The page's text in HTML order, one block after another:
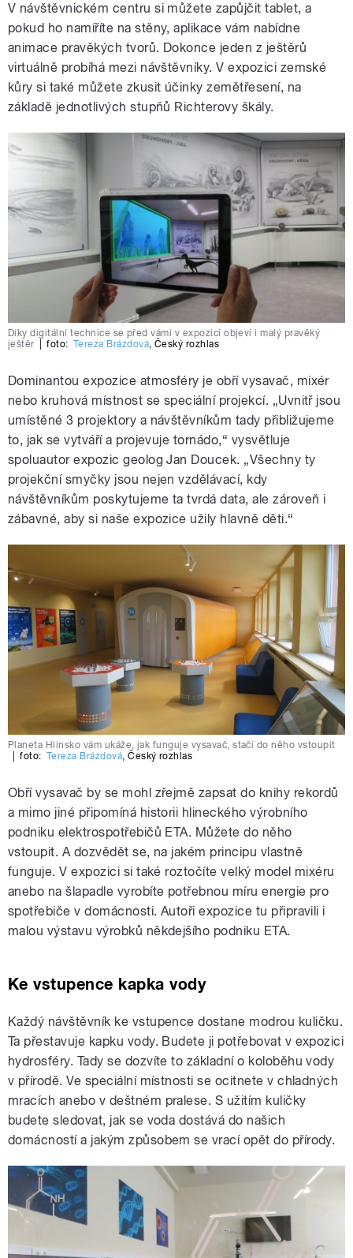
V návštěvnickém centru si můžete zapůjčit tablet, a
pokud ho namíříte na stěny, aplikace vám nabídne
animace pravěkých tvorů. Dokonce jeden z ještěrů
virtuálně probíhá mezi návštěvníky. V expozici zemské
kůry si také můžete zkusit účinky zemětřesení, na
základě jednotlivých stupňů Richterovy škály.
Díky digitální technice se před vámi v expozici objeví i malý pravěký
ještěr
foto: Tereza Brázdová, Český rozhlas
Dominantou expozice atmosféry je obří vysavač, mixér
nebo kruhová místnost se speciální projekcí. „Uvnitř jsou
umístěné 3 projektory a návštěvníkům tady přibližujeme
to, jak se vytváří a projevuje tornádo,“ vysvětluje
spoluautor expozic geolog Jan Doucek. „Všechny ty
projekční smyčky jsou nejen vzdělávací, kdy
návštěvníkům poskytujeme ta tvrdá data, ale zároveň i
zábavné, aby si naše expozice užily hlavně děti.“
Planeta Hlinsko vám ukáže, jak funguje vysavač, stačí do něho vstoupit
foto: Tereza Brázdová ,Český rozhlas
Obří vysavač by se mohl zřejmě zapsat do knihy rekordů
a mimo jiné připomíná historii hlineckého výrobního
podniku elektrospotřebičů ETA. Můžete do něho
vstoupit. A dozvědět se, na jakém principu vlastně
funguje. V expozici si také roztočíte velký model mixéru
anebo na šlapadle vyrobíte potřebnou míru energie pro
spotřebiče v domácnosti. Autoři expozice tu připravili i
malou výstavu výrobků někdejšího podniku ETA.
Ke vstupence kapka vody
Každý návštěvník ke vstupence dostane modrou kuličku.
Ta přestavuje kapku vody. Budete ji potřebovat v expozici
hydrosféry. Tady se dozvíte to základní o koloběhu vody
v přírodě. Ve speciální místnosti se ocitnete v chladných
mracích anebo v deštném pralese. S užitím kuličky
budete sledovat, jak se voda dostává do našich
domácností a jakým způsobem se vrací opět do přírody.